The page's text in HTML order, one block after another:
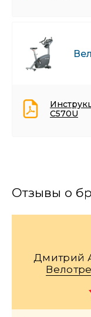
C570U
Отзывы о
Дмитрий